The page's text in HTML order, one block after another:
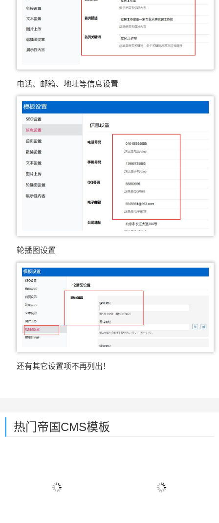
电话、邮箱、地址等信息设置
轮播图设置
还有其它设置项不再列出！
热门帝国CMS模板